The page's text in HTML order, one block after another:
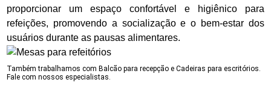
proporcionar um espaço confortável e higiênico para
refeições, promovendo a socialização e o bem-estar dos
usuários durante as pausas alimentares.
Também trabalhamos com Balcão para recepção e Cadeiras para escritórios.
Fale com nossos especialistas.